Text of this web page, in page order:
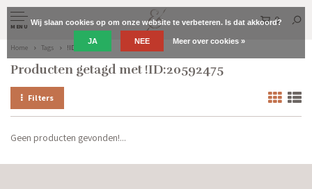
MENU
0
Home Tags !ID:20592475
Producten getagd met !ID:20592475
Filters
Geen producten gevonden!...
Wij slaan cookies op om onze website te verbeteren. Is dat akkoord?
JA NEE Meer over cookies »